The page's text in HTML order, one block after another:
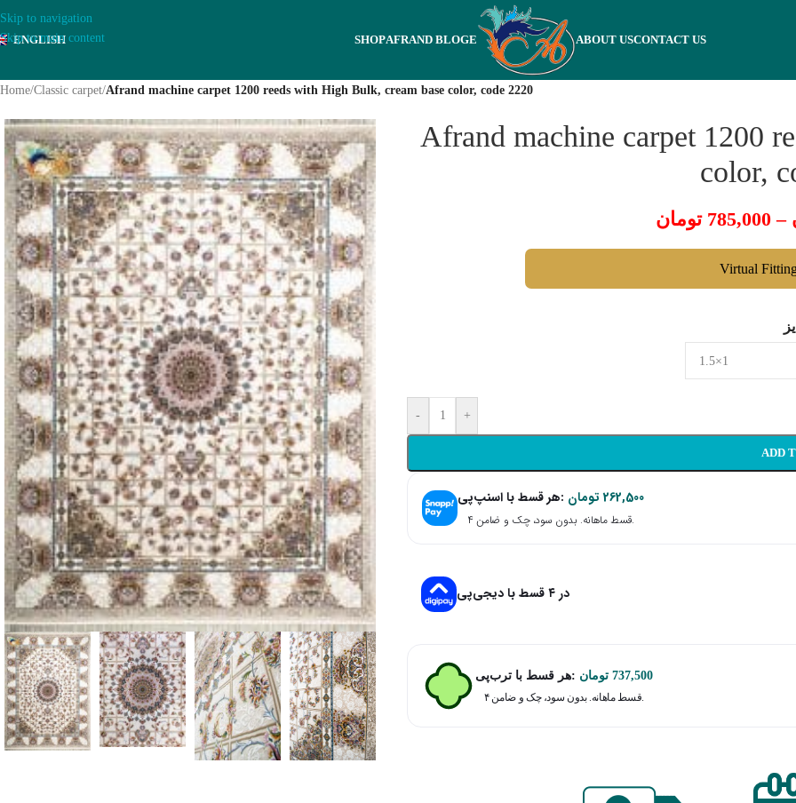
Skip to navigation
Skip to main content
ENGLISH SHOPAFRAND BLOGE ABOUT USCONTACT US
Home/Classic carpet/Afrand machine carpet 1200 reeds with High Bulk, cream base color, code 2220
Afrand machine carpet 1200
color,
785,000 تومان –
Virtual
- +
ADD
هر قسط با اسنپ‌پی: 262,500 تومان
۴ قسط ماهانه. بدون سود، چک و ضامن.
در ۴ قسط با دیجی‌پی
هر قسط با ترب‌پی: 737,500 تومان
۴ قسط ماهانه. بدون سود، چک و ضامن.